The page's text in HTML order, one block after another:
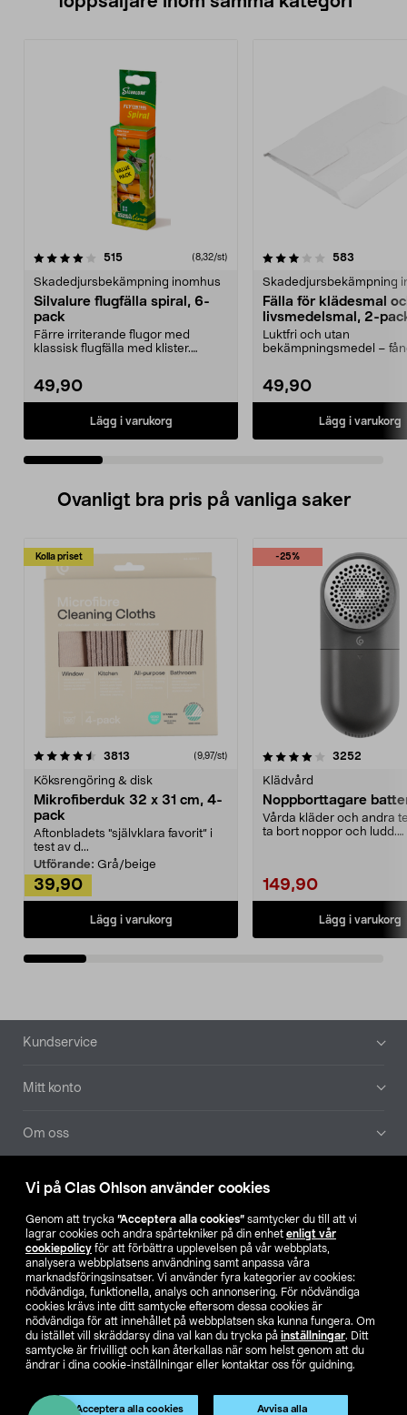
Vi på Clas Ohlson använder cookies
Genom att trycka ”Acceptera alla cookies” samtycker du till att vi
lagrar cookies och andra spårtekniker på din enhet enligt vår
cookiepolicy för att förbättra upplevelsen på vår webbplats,
analysera webbplatsens användning samt anpassa våra
marknadsföringsinsatser. Vi använder fyra kategorier av cookies:
nödvändiga, funktionella, analys och annonsering. För nödvändiga
cookies krävs inte ditt samtycke eftersom dessa cookies är
nödvändiga för att innehållet på webbplatsen ska kunna fungera. Om
du istället vill skräddarsy dina val kan du trycka på inställningar. Ditt
samtycke är frivilligt och kan återkallas när som helst genom att du
ändrar i dina cookie-inställningar eller kontaktar oss för guidning.
Acceptera alla cookies Avvisa alla
515recensioner (8,32/st)
Skadedjursbekämpning inomhus
Silvalure flugfälla spiral, 6-
pack
Färre irriterande flugor med
klassisk flugfälla med klister.
49,90
Lägg i varukorg
3.5 av 5 stjärnor 583
Skadedjursbekämpning
Fälla för klädesmal
livsmedelsmal, 2-
Luktfri och utan
bekämpningsmedel –
49,90
Lägg i varukorg
4.5 av 5 stjärnor
Ovanligt bra pris på vanliga saker
Kolla priset
3813 (9,97/st)
Köksrengöring & disk
Mikrofiberduk 32 x 31 cm, 4-
pack
Aftonbladets "självklara favorit” i
test av d...
Utförande: Grå/beige
39,90
Lägg i varukorg
-25%
4.0av 5 stjärnor 3252
Klädvård
Noppborttagare
Vårda kläder och andra
ta bort noppor och ludd.
149,90
Lägg i varukorg
4.5av 5 stjärnor
Sidfot
Kundservice
Mitt konto
Om oss
Aktuellt
Våra bolag
Hitta butik
SE NO FI